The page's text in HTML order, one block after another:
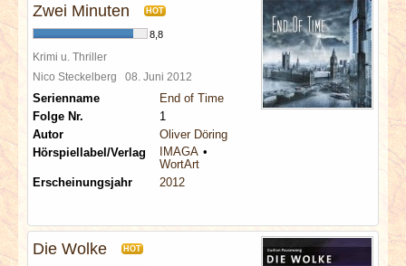
Zwei Minuten HOT
8,8
Krimi u. Thriller
Nico Steckelberg 08. Juni 2012
Serienname
End of Time
Folge Nr.
1
Autor
Oliver Döring
Hörspiellabel/Verlag
IMAGA
WortArt
Erscheinungsjahr
2012
Die Wolke HOT